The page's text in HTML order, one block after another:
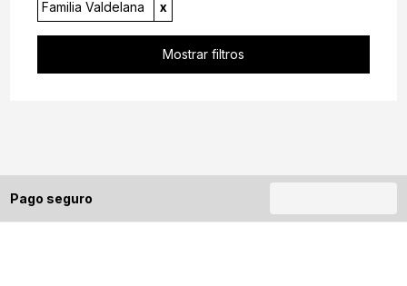
Familia Valdelana x
Mostrar filtros
Pago seguro